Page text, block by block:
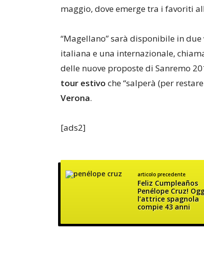
maggio, dove emerge tra i favoriti
“Magellano” sarà disponibile in
italiana e una internazionale,
delle nuove proposte di Sanremo
tour estivo che “salperà (per
Verona.
[ads2]
articolo precedente
Feliz Cumpleaños
Penélope Cruz!
l’attrice spagnola
compie 43 anni